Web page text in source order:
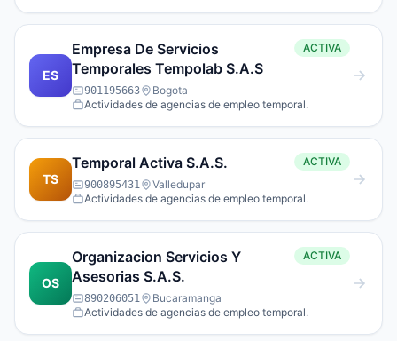
ES
Empresa De Servicios
Temporales Tempolab S.A.S
ACTIVA
901195663
Bogota
Actividades de agencias de empleo temporal.
TS
Temporal Activa S.A.S. ACTIVA
900895431
Valledupar
Actividades de agencias de empleo temporal.
OS
Organizacion Servicios Y
Asesorias S.A.S.
ACTIVA
890206051
Bucaramanga
Actividades de agencias de empleo temporal.